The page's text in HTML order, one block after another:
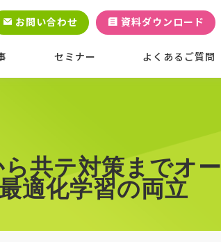
お問い合わせ 資料ダウンロード
セミナー よくあるご質問
ら共テ対策までオー
適化学習の両立